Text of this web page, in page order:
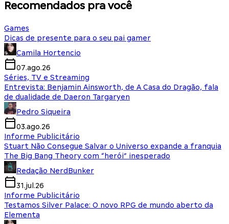
Recomendados pra você
Games
Dicas de presente para o seu pai gamer
Camila Hortencio
07.ago.26
Séries, TV e Streaming
Entrevista: Benjamin Ainsworth, de A Casa do Dragão, fala
de dualidade de Daeron Targaryen
Pedro Siqueira
03.ago.26
Informe Publicitário
Stuart Não Consegue Salvar o Universo expande a franquia
The Big Bang Theory com “herói” inesperado
Redação NerdBunker
31.jul.26
Informe Publicitário
Testamos Silver Palace: O novo RPG de mundo aberto da
Elementa